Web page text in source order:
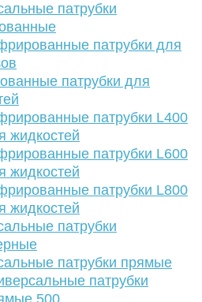
патрубки
патрубки для
патрубки для
патрубки L400
жидкостей
патрубки L600
жидкостей
патрубки L800
жидкостей
патрубки
патрубки прямые
патрубки
500